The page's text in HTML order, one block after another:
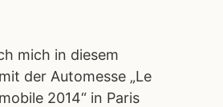
mich in diesem
der Automesse „Le
2014“ in Paris